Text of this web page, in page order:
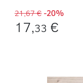
21,67 €-20%
17,33 €